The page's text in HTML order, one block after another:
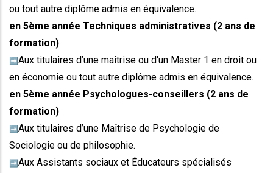
ou tout autre diplôme admis en équivalence.
en 5ème année Techniques administratives (2 ans de
formation)
➡️ Aux titulaires d’une maîtrise ou d'un Master 1 en droit ou
en économie ou tout autre diplôme admis en équivalence.
en 5ème année Psychologues-conseillers (2 ans de
formation)
➡️ Aux titulaires d’une Maîtrise de Psychologie de
Sociologie ou de philosophie.
➡️ Aux Assistants sociaux et Éducateurs spécialisés